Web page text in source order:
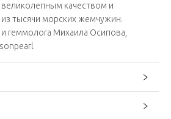
качеством и
тысячи морских жемчужин.
геммолога Михаила Осипова,